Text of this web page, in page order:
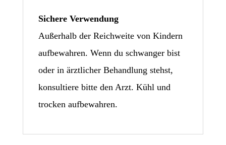
Sichere Verwendung
Außerhalb der Reichweite von Kindern
aufbewahren. Wenn du schwanger bist
oder in ärztlicher Behandlung stehst,
konsultiere bitte den Arzt. Kühl und
trocken aufbewahren.